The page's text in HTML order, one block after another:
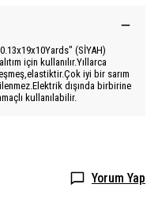
(SİYAH)
için kullanılır.Yıllarca
iyi bir sarım
dışında birbirine
kullanılabilir.
Yorum Yap